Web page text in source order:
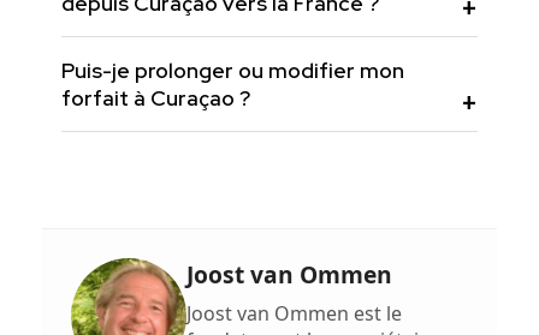
Puis-je prolonger ou modifier mon
forfait à Curaçao ?
Joost van Ommen
Joost van Ommen est le